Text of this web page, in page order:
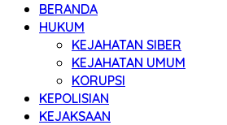
BERANDA
HUKUM
KEJAHATAN SIBER
KEJAHATAN UMUM
KORUPSI
KEPOLISIAN
KEJAKSAAN